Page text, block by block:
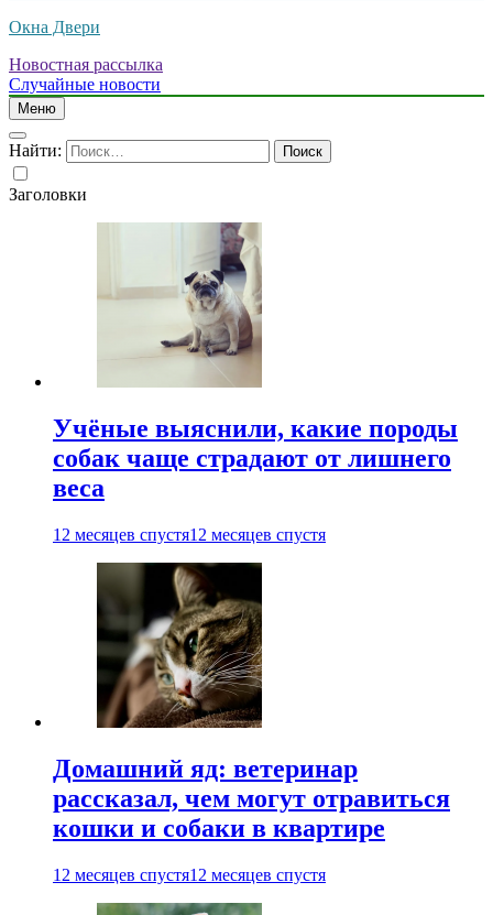
Окна Двери
Новостная рассылка
Случайные новости
Меню
Найти:
Заголовки
Учёные выяснили, какие породы
собак чаще страдают от лишнего
веса
12 месяцев спустя12 месяцев спустя
Домашний яд: ветеринар
рассказал, чем могут отравиться
кошки и собаки в квартире
12 месяцев спустя12 месяцев спустя